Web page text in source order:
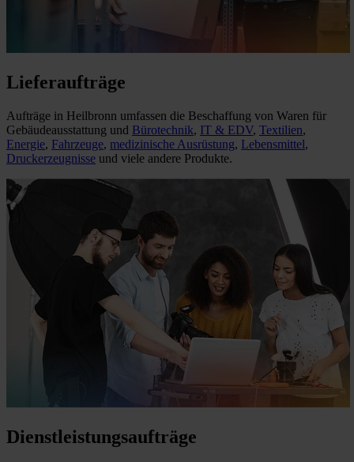
Lieferaufträge
Aufträge in Heilbronn umfassen die Beschaffung von Waren für
Gebäudeausstattung und Bürotechnik, IT & EDV, Textilien,
Energie, Fahrzeuge, medizinische Ausrüstung, Lebensmittel,
Druckerzeugnisse und viele andere Produkte.
Dienstleistungsaufträge